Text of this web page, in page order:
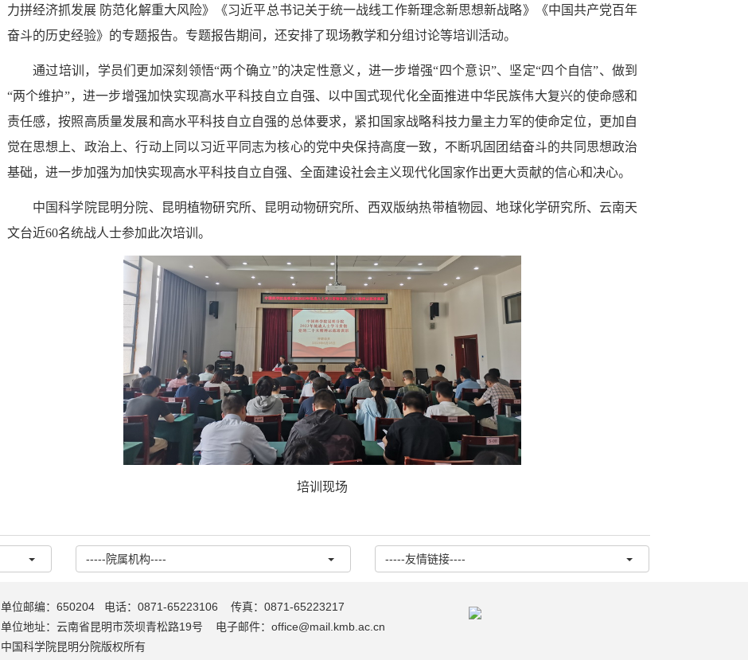
力拼经济抓发展 防范化解重大风险》《习近平总书记关于统一战线工作新理念新思想新战略》《中国共产党百年
奋斗的历史经验》 的专题报告。专题报告期间，还安排了现场教学和分组讨论等培训活动。
通过培训，学员们更加深刻领悟“两个确立”的决定性意义，进一步增强“四个意识”、坚定“四个自信”、做到
“两个维护”，进一步增强加快实现高水平科技自立自强、以中国式现代化全面推进中华民族伟大复兴的使命感和
责任感，按照高质量发展和高水平科技自立自强的总体要求，紧扣国家战略科技力量主力军的使命定位，更加自
觉在思想上、政治上、行动上同以习近平同志为核心的党中央保持高度一致，不断巩固团结奋斗的共同思想政治
基础，进一步加强为加快实现高水平科技自立自强、全面建设社会主义现代化国家作出更大贡献的信心和决心。
中国科学院昆明分院、昆明植物研究所、昆明动物研究所、西双版纳热带植物园、地球化学研究所、云南天
文台近60名统战人士参加此次培训。
培训现场
-----院属机构---- -----友情链接----
单位邮编：650204 电话：0871-65223106 传真：0871-65223217
单位地址：云南省昆明市茨坝青松路19号 电子邮件：office@mail.kmb.ac.cn
中国科学院昆明分院版权所有